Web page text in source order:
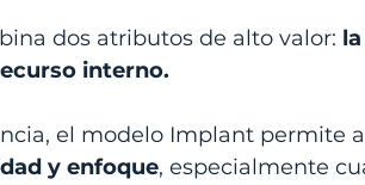
dos atributos de alto valor:
interno.
el modelo Implant permite
y enfoque, especialmente